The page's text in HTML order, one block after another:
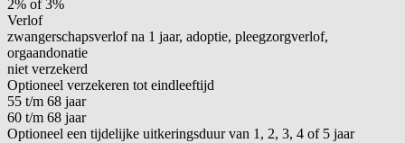
2% of 3%
Verlof
zwangerschapsverlof na 1 jaar, adoptie, pleegzorgverlof,
orgaandonatie
niet verzekerd
Optioneel verzekeren tot eindleeftijd
55 t/m 68 jaar
60 t/m 68 jaar
Optioneel een tijdelijke uitkeringsduur van 1, 2, 3, 4 of 5 jaar